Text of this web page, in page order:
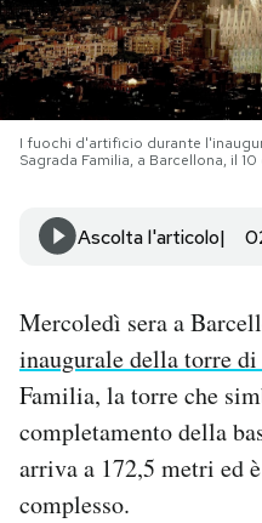
I MIEI PREFERITI
SHOP
Newsletter
Notifiche mobile
Regala il Post
Hai bisogno di aiuto?
Esci
I fuochi d'artificio durante
Sagrada Familia, a Barcellona, il
Ascolta l'articolo
Mercoledì sera a
inaugurale della torre di
Familia, la torre che
completamento della
arriva a 172,5 metri ed
complesso.